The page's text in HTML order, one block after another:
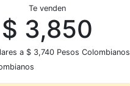
Te venden
$ 3,850
a $ 3,740 Pesos Colombianos